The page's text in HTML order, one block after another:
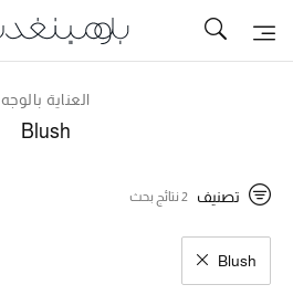
توصيل سريع
ما وصلنا حديثاً
النساء
العناية بالوجه
Blush
تصنيف 2 نتائج بحث
Blush
مسح نتائج البحث النوع المحدد